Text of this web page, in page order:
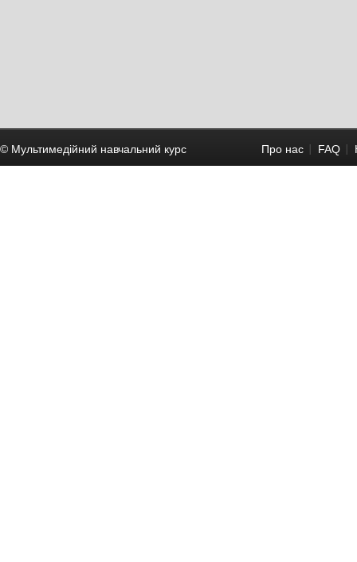
© Мультимедійний навчальний курc Про нас FAQ